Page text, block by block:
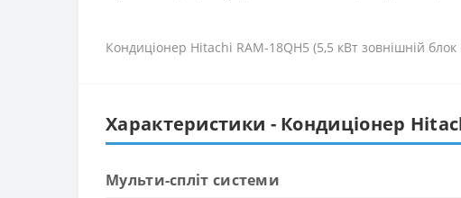
Кондиціонер Hitachi RAM-18QH5 (5,5 кВт зовнішній
Характеристики - Кондиціонер
Мульти-спліт системи